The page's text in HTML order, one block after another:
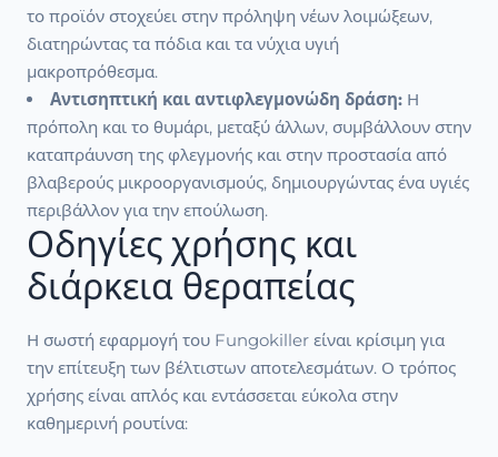
το προϊόν στοχεύει στην πρόληψη νέων λοιμώξεων,
διατηρώντας τα πόδια και τα νύχια υγιή
μακροπρόθεσμα.
Αντισηπτική και αντιφλεγμονώδη δράση: Η
πρόπολη και το θυμάρι, μεταξύ άλλων, συμβάλλουν στην
καταπράυνση της φλεγμονής και στην προστασία από
βλαβερούς μικροοργανισμούς, δημιουργώντας ένα υγιές
περιβάλλον για την επούλωση.
Οδηγίες χρήσης και
διάρκεια θεραπείας
Η σωστή εφαρμογή του Fungokiller είναι κρίσιμη για
την επίτευξη των βέλτιστων αποτελεσμάτων. Ο τρόπος
χρήσης είναι απλός και εντάσσεται εύκολα στην
καθημερινή ρουτίνα: